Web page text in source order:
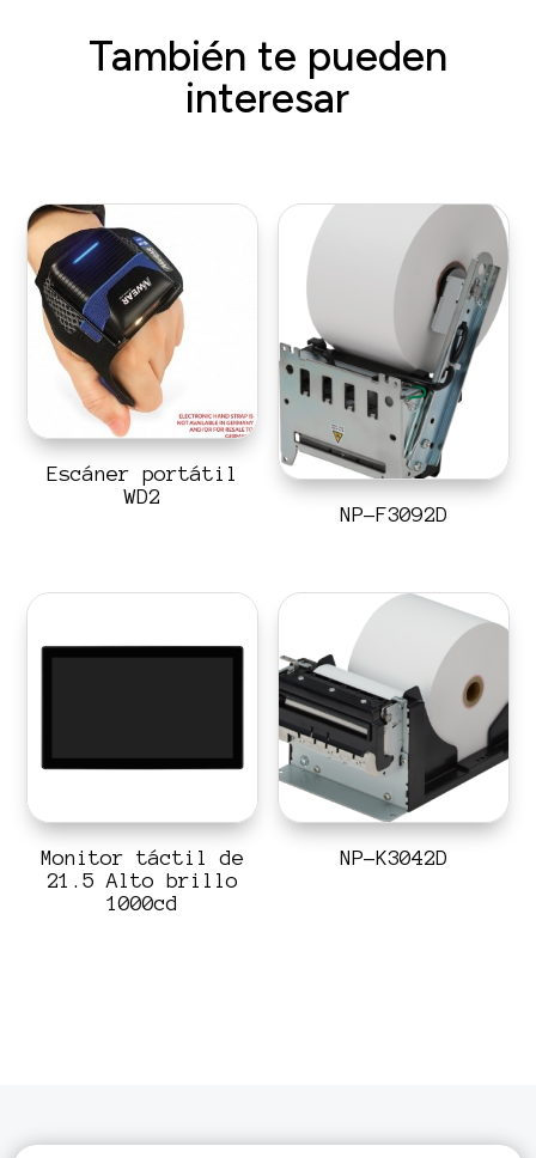
También te pueden
interesar
Escáner portátil
WD2
NP-F3092D
Monitor táctil de
21.5 Alto brillo
1000cd
NP-K3042D